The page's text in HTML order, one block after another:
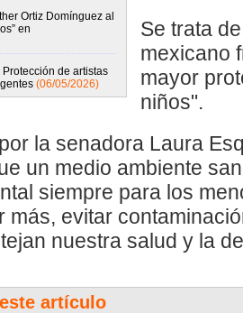
Ortiz Domínguez al
en
de artistas
(06/05/2026)
Se trata
mexicano
mayor
niños".
la senadora Laura
un medio ambiente
siempre para los
más, evitar
nuestra salud y la
artículo